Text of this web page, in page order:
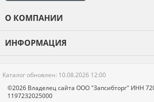
О КОМПАНИИ
Новости
Контакты
ИНФОРМАЦИЯ
Отзывы
Каталог обновлен: 10.08.2026 12:00
©2026 Владелец сайта ООО "Запсибторг" ИНН
1197232025000